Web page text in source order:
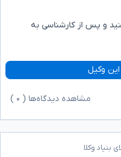
و پس از کارشناسی به
وکیل
مشاهده دیدگاه‌ها ( ۰
بنیاد وکلا